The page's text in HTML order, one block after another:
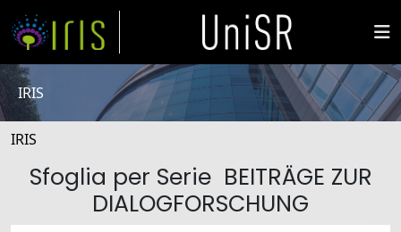
IRIS
IRIS
Sfoglia per Serie BEITRÄGE ZUR
DIALOGFORSCHUNG